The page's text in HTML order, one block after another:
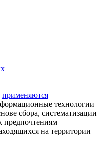
применяются
технологии
сбора, систематизации
предпочтениям
на территории